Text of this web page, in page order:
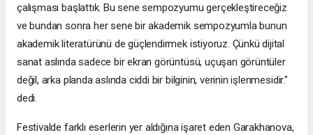
çalışması başlattık. Bu sene sempozyumu gerçekleştireceğiz
ve bundan sonra her sene bir akademik sempozyumla bunun
akademik literatürünü de güçlendirmek istiyoruz. Çünkü dijital
sanat aslında sadece bir ekran görüntüsü, uçuşan görüntüler
değil, arka planda aslında ciddi bir bilginin, verinin işlenmesidir."
dedi.
Festivalde farklı eserlerin yer aldığına işaret eden Garakhanova,